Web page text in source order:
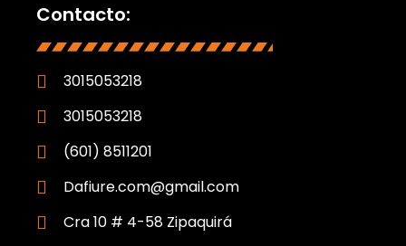
Contacto:
3015053218
3015053218
(601) 8511201
Dafiure.com@gmail.com
Cra 10 # 4-58 Zipaquirá